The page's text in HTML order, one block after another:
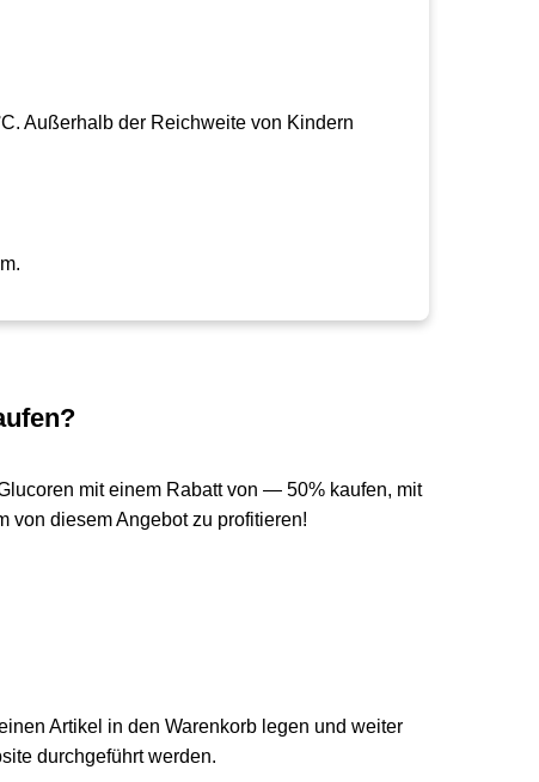
Außerhalb der Reichweite von Kindern
mit einem Rabatt von — 50% kaufen, mit
von diesem Angebot zu profitieren!
Artikel in den Warenkorb legen und weiter
durchgeführt werden.